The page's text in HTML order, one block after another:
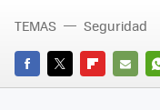
FACEBOOK
TWITTERFLIPBOARD
E-
TEMAS Seguridad